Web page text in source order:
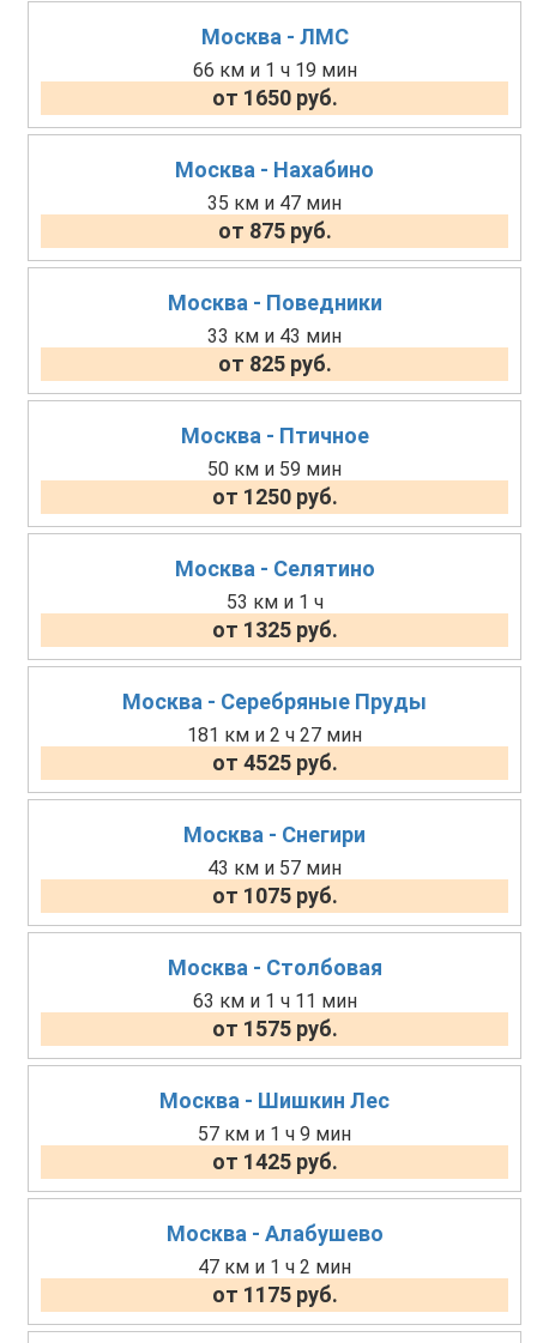
Москва - ЛМС
66 км и 1 ч 19 мин
от 1650 руб.
Москва - Нахабино
35 км и 47 мин
от 875 руб.
Москва - Поведники
33 км и 43 мин
от 825 руб.
Москва - Птичное
50 км и 59 мин
от 1250 руб.
Москва - Селятино
53 км и 1 ч
от 1325 руб.
Москва - Серебряные Пруды
181 км и 2 ч 27 мин
от 4525 руб.
Москва - Снегири
43 км и 57 мин
от 1075 руб.
Москва - Столбовая
63 км и 1 ч 11 мин
от 1575 руб.
Москва - Шишкин Лес
57 км и 1 ч 9 мин
от 1425 руб.
Москва - Алабушево
47 км и 1 ч 2 мин
от 1175 руб.